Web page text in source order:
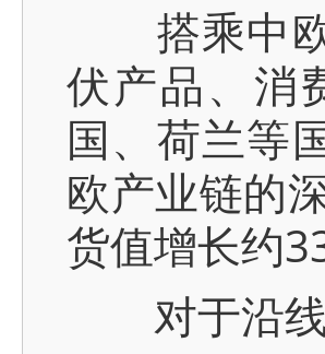
搭乘中欧
伏产品、消
国、荷兰等
欧产业链的
货值增长约
对于沿线